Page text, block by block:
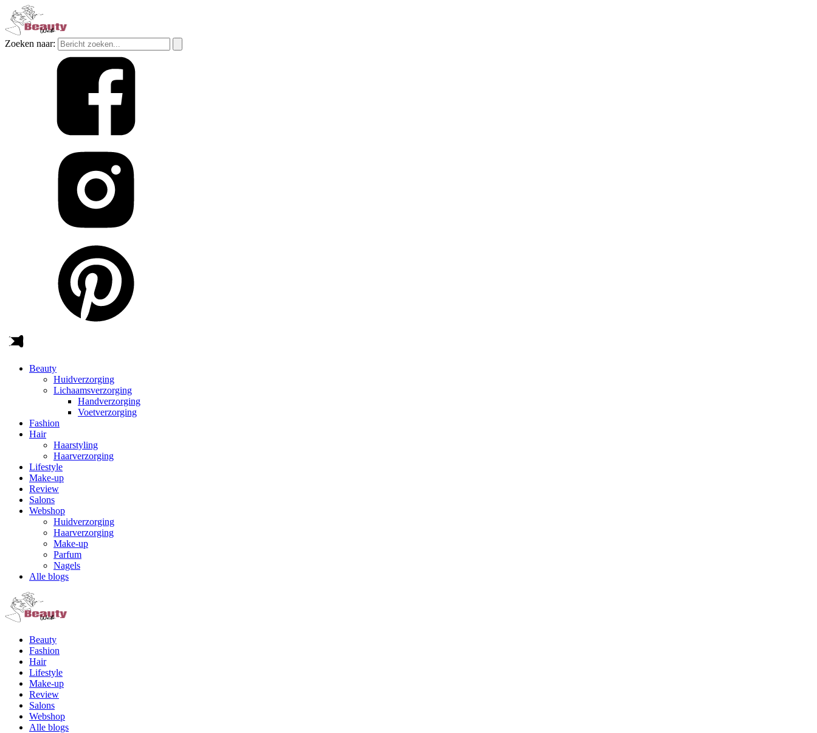
Zoeken naar:
Beauty
Huidverzorging
Lichaamsverzorging
Handverzorging
Voetverzorging
Fashion
Hair
Haarstyling
Haarverzorging
Lifestyle
Make-up
Review
Salons
Webshop
Huidverzorging
Haarverzorging
Make-up
Parfum
Nagels
Alle blogs
Beauty
Fashion
Hair
Lifestyle
Make-up
Review
Salons
Webshop
Alle blogs